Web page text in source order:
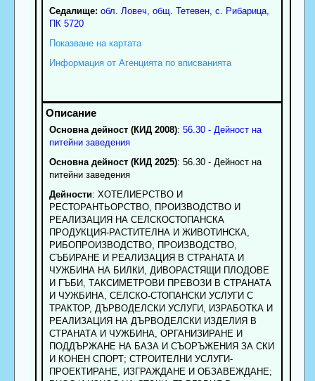
Седалище: обл. Ловеч, общ. Тетевен, с. Рибарица,
ПК 5720
Показване на картата
Информация от Агенцията по вписванията
Основна дейност (КИД 2008): 56.30 - Дейност на
питейни заведения
Основна дейност (КИД 2025): 56.30 - Дейност на
питейни заведения
Дейности: ХОТЕЛИЕРСТВО И
РЕСТОРАНТЬОРСТВО, ПРОИЗВОДСТВО И
РЕАЛИЗАЦИЯ НА СЕЛСКОСТОПАНСКА
ПРОДУКЦИЯ-РАСТИТЕЛНА И ЖИВОТИНСКА,
РИБОПРОИЗВОДСТВО, ПРОИЗВОДСТВО,
СЪБИРАНЕ И РЕАЛИЗАЦИЯ В СТРАНАТА И
ЧУЖБИНА НА БИЛКИ, ДИВОРАСТЯЩИ ПЛОДОВЕ
И ГЪБИ, ТАКСИМЕТРОВИ ПРЕВОЗИ В СТРАНАТА
И ЧУЖБИНА, СЕЛСКО-СТОПАНСКИ УСЛУГИ С
ТРАКТОР, ДЪРВОДЕЛСКИ УСЛУГИ, ИЗРАБОТКА И
РЕАЛИЗАЦИЯ НА ДЪРВОДЕЛСКИ ИЗДЕЛИЯ В
СТРАНАТА И ЧУЖБИНА, ОРГАНИЗИРАНЕ И
ПОДДЪРЖАНЕ НА БАЗА И СЪОРЪЖЕНИЯ ЗА СКИ
И КОНЕН СПОРТ; СТРОИТЕЛНИ УСЛУГИ-
ПРОЕКТИРАНЕ, ИЗГРАЖДАНЕ И ОБЗАВЕЖДАНЕ;